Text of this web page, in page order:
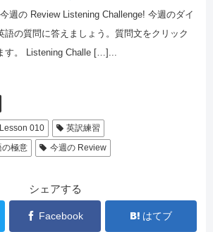
週の Review Listening Challenge! 今週のダイ
語の質問に答えましょう。質問文をクリック
す。 Listening Challe […]...
Lesson 010
英訳練習
の極意
今週の Review
シェアする
Facebook はてブ